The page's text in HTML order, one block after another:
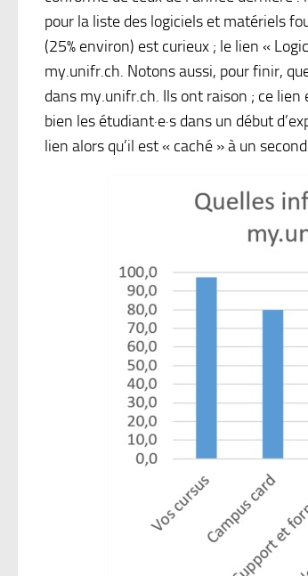
pour la liste des logiciels et matériels
(25% environ) est curieux ; le lien «
my.unifr.ch. Notons aussi, pour finir,
dans my.unifr.ch. Ils ont raison ; ce lien
bien les étudiant·e·s dans un début
lien alors qu’il est « caché » à un